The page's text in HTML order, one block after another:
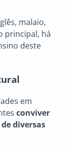
malaio,
principal, há
deste
em
conviver
diversas